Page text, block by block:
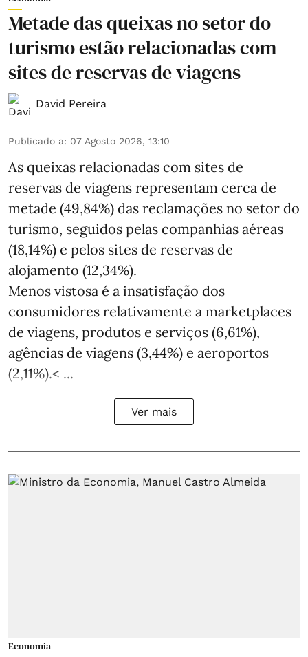
Metade das queixas no setor do
turismo estão relacionadas com
sites de reservas de viagens
David Pereira
Publicado a: 07 Agosto 2026, 13:10
As queixas relacionadas com sites de
reservas de viagens representam cerca de
metade (49,84%) das reclamações no setor do
turismo, seguidos pelas companhias aéreas
(18,14%) e pelos sites de reservas de
alojamento (12,34%).
Menos vistosa é a insatisfação dos
consumidores relativamente a marketplaces
de viagens, produtos e serviços (6,61%),
agências de viagens (3,44%) e aeroportos
(2,11%).< ...
Ver mais
Economia